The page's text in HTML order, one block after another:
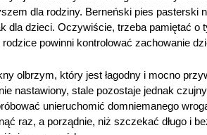
dla rodziny. Berneński pies pasterski
dla dzieci. Oczywiście, trzeba pamiętać
rodzice powinni kontrolować zachowanie
olbrzym, który jest łagodny i mocno
nastawiony, stale pozostaje jednak
unieruchomić domniemanego
raz, a porządnie, niż szczekać długo i